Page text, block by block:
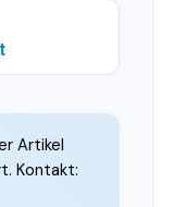
Artikel
Kontakt: